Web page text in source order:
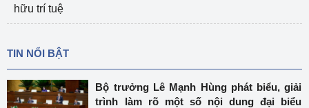
hữu trí tuệ
TIN NỔI BẬT
Bộ trưởng Lê Mạnh Hùng phát biểu, giải
trình làm rõ một số nội dung đại biểu